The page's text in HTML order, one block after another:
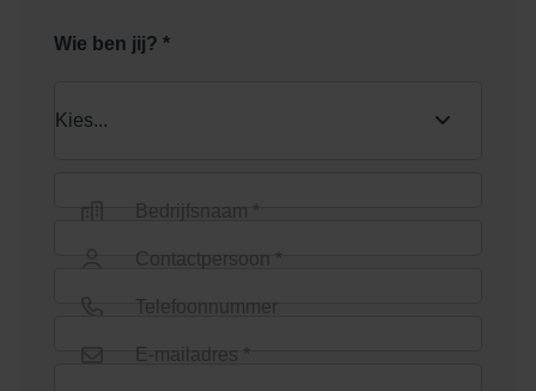
Wie ben jij? *
Bedrijfsnaam *
Contactpersoon *
Telefoonnummer
E-mailadres *